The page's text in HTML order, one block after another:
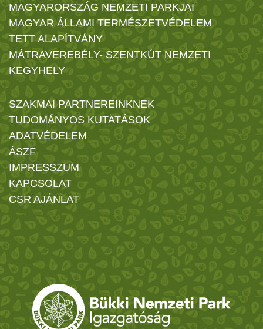
MAGYARORSZÁG NEMZETI PARKJAI
MAGYAR ÁLLAMI TERMÉSZETVÉDELEM
TETT ALAPÍTVÁNY
MÁTRAVEREBÉLY- SZENTKÚT NEMZETI
KEGYHELY
SZAKMAI PARTNEREINKNEK
TUDOMÁNYOS KUTATÁSOK
ADATVÉDELEM
ÁSZF
IMPRESSZUM
KAPCSOLAT
CSR AJÁNLAT